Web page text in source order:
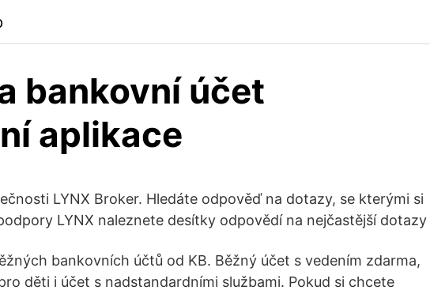
bankovní účet
aplikace
LYNX Broker. Hledáte odpověď na dotazy, se kterými si
LYNX naleznete desítky odpovědí na nejčastější dotazy
bankovních účtů od KB. Běžný účet s vedením zdarma,
děti i účet s nadstandardními službami. Pokud si chcete